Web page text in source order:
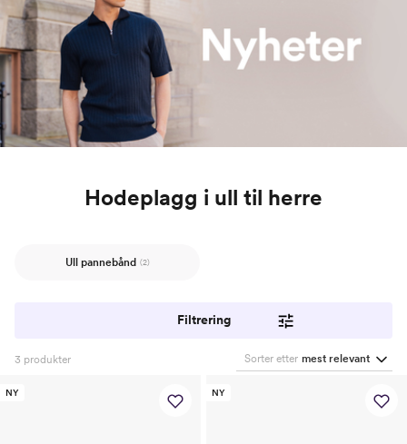
Hodeplagg i ull til herre
Ull pannebånd (2)
Filtrering
3 produkter Sorter etter mest relevant
NY NY